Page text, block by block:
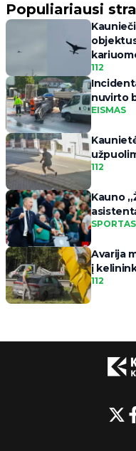
Populiariausi
112
nuvirto
EISMAS
112
Kauno
SPORTAS
Avarija
į
112